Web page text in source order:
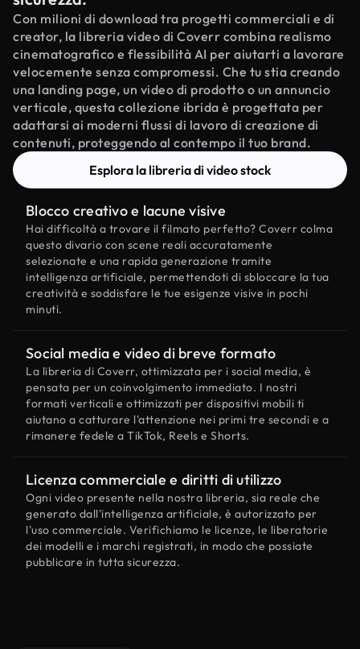
Con milioni di download tra progetti commerciali e di
creator, la libreria video di Coverr combina realismo
cinematografico e flessibilità AI per aiutarti a lavorare
velocemente senza compromessi. Che tu stia creando
una landing page, un video di prodotto o un annuncio
verticale, questa collezione ibrida è progettata per
adattarsi ai moderni flussi di lavoro di creazione di
contenuti, proteggendo al contempo il tuo brand.
Esplora la libreria di video stock
Blocco creativo e lacune visive
Hai difficoltà a trovare il filmato perfetto? Coverr colma
questo divario con scene reali accuratamente
selezionate e una rapida generazione tramite
intelligenza artificiale, permettendoti di sbloccare la tua
creatività e soddisfare le tue esigenze visive in pochi
minuti.
Social media e video di breve formato
La libreria di Coverr, ottimizzata per i social media, è
pensata per un coinvolgimento immediato. I nostri
formati verticali e ottimizzati per dispositivi mobili ti
aiutano a catturare l'attenzione nei primi tre secondi e a
rimanere fedele a TikTok, Reels e Shorts.
Licenza commerciale e diritti di utilizzo
Ogni video presente nella nostra libreria, sia reale che
generato dall'intelligenza artificiale, è autorizzato per
l'uso commerciale. Verifichiamo le licenze, le liberatorie
dei modelli e i marchi registrati, in modo che possiate
pubblicare in tutta sicurezza.